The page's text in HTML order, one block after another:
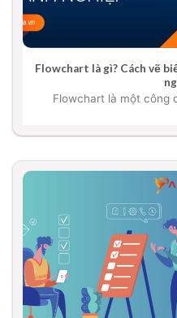
Flowchart là gì? Cách vẽ
Flowchart là một công